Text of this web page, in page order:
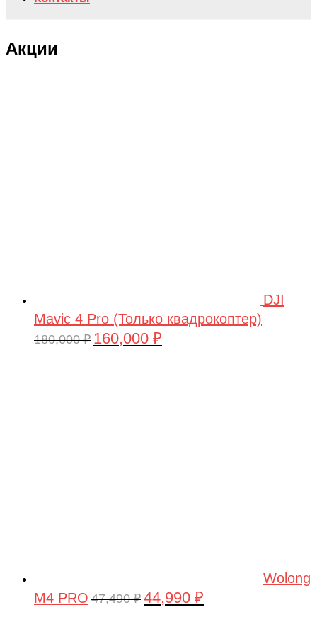
Акции
DJI
Mavic 4 Pro (Только квадрокоптер)
180,000₽ Первоначальная
160,000 ₽
Wolong
M4 PRO 47,490₽ Первоначальная
44,990 ₽